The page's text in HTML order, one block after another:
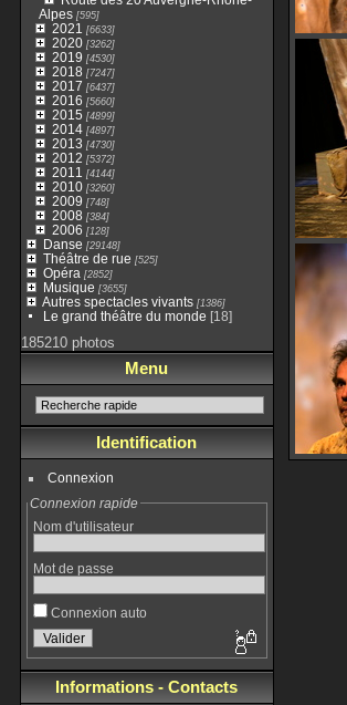
Alpes[595]
2021 [6633]
2020[3262]
2019 [4530]
2018 [7247]
2017 [6437]
2016 [5660]
2015 [4899]
2014[4897]
2013 [4730]
2012 [5372]
2011 [4144]
2010[3260]
2009 [748]
2008 [384]
2006 [128]
Danse [29148]
Théâtre de rue [525]
Opéra [2852]
Musique [3655]
Autres spectacles vivants[1386]
Le grand théâtre du monde [18]
185210 photos
Menu
Identification
Connexion
Connexion rapide
Nom d'utilisateur
Mot de passe
Connexion auto
Informations - Contacts